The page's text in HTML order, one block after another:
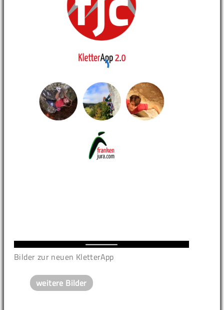
Bilder zur neuen KletterApp
weitere Bilder